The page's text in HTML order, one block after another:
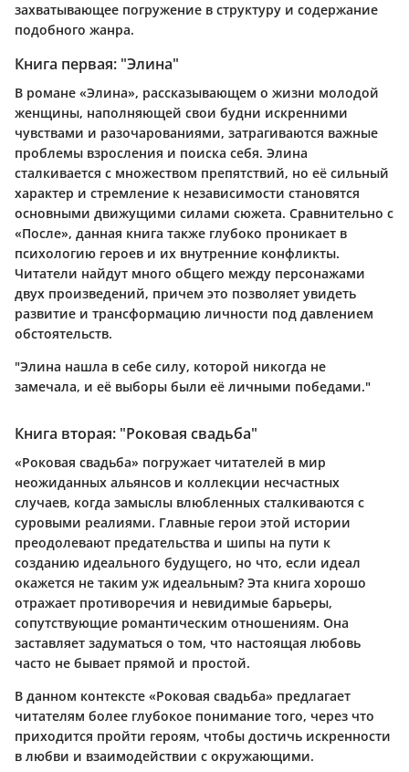
захватывающее погружение в структуру и содержание
подобного жанра.
Книга первая: "Элина"
В романе «Элина», рассказывающем о жизни молодой
женщины, наполняющей свои будни искренними
чувствами и разочарованиями, затрагиваются важные
проблемы взросления и поиска себя. Элина
сталкивается с множеством препятствий, но её сильный
характер и стремление к независимости становятся
основными движущими силами сюжета. Сравнительно с
«После», данная книга также глубоко проникает в
психологию героев и их внутренние конфликты.
Читатели найдут много общего между персонажами
двух произведений, причем это позволяет увидеть
развитие и трансформацию личности под давлением
обстоятельств.
"Элина нашла в себе силу, которой никогда не
замечала, и её выборы были её личными победами."
Книга вторая: "Роковая свадьба"
«Роковая свадьба» погружает читателей в мир
неожиданных альянсов и коллекции несчастных
случаев, когда замыслы влюбленных сталкиваются с
суровыми реалиями. Главные герои этой истории
преодолевают предательства и шипы на пути к
созданию идеального будущего, но что, если идеал
окажется не таким уж идеальным? Эта книга хорошо
отражает противоречия и невидимые барьеры,
сопутствующие романтическим отношениям. Она
заставляет задуматься о том, что настоящая любовь
часто не бывает прямой и простой.
В данном контексте «Роковая свадьба» предлагает
читателям более глубокое понимание того, через что
приходится пройти героям, чтобы достичь искренности
в любви и взаимодействии с окружающими.